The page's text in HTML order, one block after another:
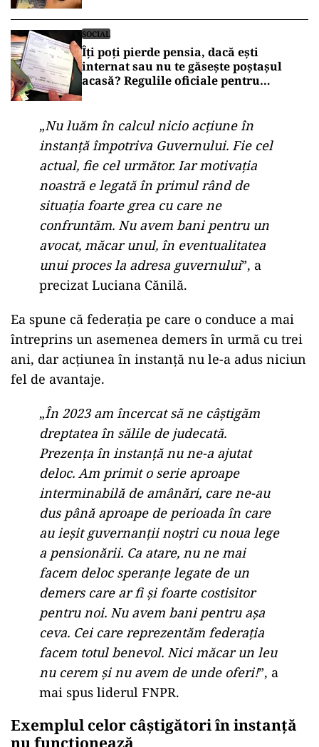
SOCIAL
Îți poți pierde pensia, dacă ești
internat sau nu te găsește poștașul
acasă? Regulile oficiale pentru
„Nu luăm în calcul nicio acțiune în
instanță împotriva Guvernului. Fie cel
actual, fie cel următor. Iar motivația
noastră e legată în primul rând de
situația foarte grea cu care ne
confruntăm. Nu avem bani pentru un
avocat, măcar unul, în eventualitatea
unui proces la adresa guvernului”, a
precizat Luciana Cănilă.
Ea spune că federația pe care o conduce a mai
întreprins un asemenea demers în urmă cu trei
ani, dar acțiunea în instanță nu le-a adus niciun
fel de avantaje.
„În 2023 am încercat să ne câștigăm
dreptatea în sălile de judecată.
Prezența în instanță nu ne-a ajutat
deloc. Am primit o serie aproape
interminabilă de amânări, care ne-au
dus până aproape de perioada în care
au ieșit guvernanții noștri cu noua lege
a pensionării. Ca atare, nu ne mai
facem deloc speranțe legate de un
demers care ar fi și foarte costisitor
pentru noi. Nu avem bani pentru așa
ceva. Cei care reprezentăm federația
facem totul benevol. Nici măcar un leu
nu cerem și nu avem de unde oferi!”, a
mai spus liderul FNPR.
Exemplul celor câștigători în instanță
nu funcționează